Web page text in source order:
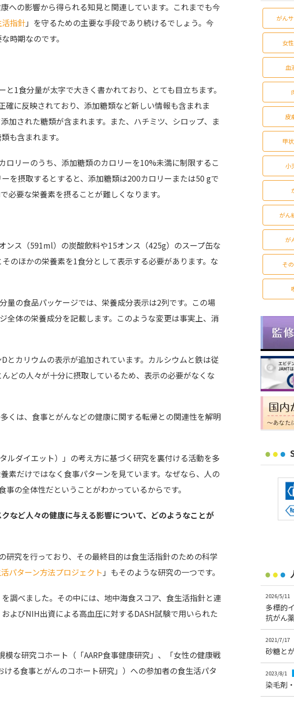
への影響から得られる知見と関連しています。これまでも今
指針」を守るための主要な手段であり続けるでしょう。今
時期なのです。
1食分量が太字で大きく書かれており、とても目立ちます。
に反映されており、添加糖類など新しい情報も含まれま
加された糖類が含まれます。また、ハチミツ、シロップ、ま
も含まれます。
ロリーのうち、添加糖類のカロリーを10%未満に制限するこ
を摂取するとすると、添加糖類は200カロリーまたは50 gで
必要な栄養素を摂ることが難しくなります。
ンス（591ml） の炭酸飲料や15オンス（425g）のスープ缶な
のほかの栄養素を1食分として表示する必要があります。な
量の食品パッケージでは、栄養成分表示は2列です。この場
全体の栄養成分を記載します。このような変更は事実上、消
とカリウムの表示が追加されています。カルシウムと鉄は従
どの人々が十分に摂取しているため、表示の必要がなくな
くは、食事とがんなどの健康に関する転帰との関連性を解明
ルダイエット）」の考え方に基づく研究を裏付ける活動を多
素だけではなく食事パターンを見ています。なぜなら、人の
の全体性だということがわかっているからです。
など人々の健康に与える影響について、どのようなことが
究を行っており、その最終目的は食生活指針のための科学
パターン方法プロジェクト 」もそのような研究の一つです。
調べました。その中には、地中海食スコア、食生活指針と連
よびNIH出資による高血圧に対するDASH試験で用いられた
な研究コホート（「AARP食事健康研究」、「女性の健康戦
る食事とがんのコホート研究」）への参加者の食生活パタ
がん
女
血
皮
甲
小
がん
が
そ
2026/5/11
多標的
抗がん
2021/7/17
砂糖と
2023/8/1
染毛剤